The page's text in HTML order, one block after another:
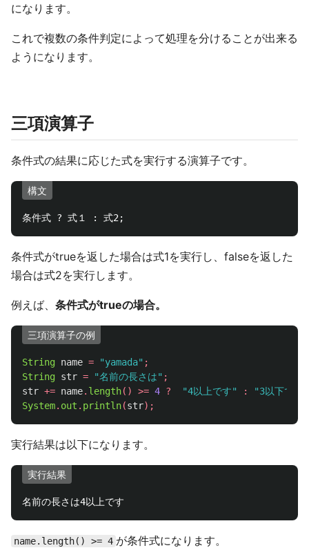
になります。
これで複数の条件判定によって処理を分けることが出来る
ようになります。
三項演算子
条件式の結果に応じた式を実行する演算子です。
構文
条件式がtrueを返した場合は式1を実行し、falseを返した
場合は式2を実行します。
例えば、 条件式がtrueの場合。
三項演算子の例
String name = "yamada" ;
String str = "名前の長さは" ;
str += name. length() >= 4 ? "4以上です" :
"3以下です"
System. out . println(str);
実行結果は以下になります。
実行結果
name.length() >= 4 が条件式になります。